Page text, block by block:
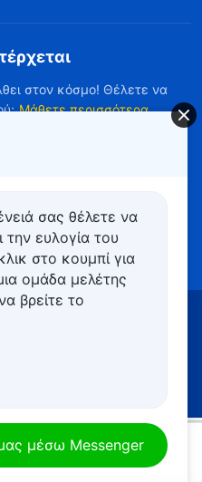
στον κόσμο! Θέλετε να
Μάθετε περισσότερα
Messenger
σας θέλετε να
την ευλογία του
στο κουμπί για
ομάδα μελέτης
βρείτε το
μέσω Messenger